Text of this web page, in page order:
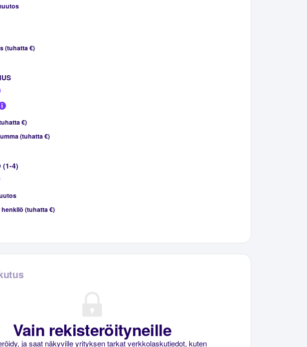
(tuhatta €)
€)
(tuhatta €)
(1-4)
(tuhatta €)
Vain rekisteröityneille
ja saat näkyville yrityksen tarkat verkkolaskutiedot, kuten